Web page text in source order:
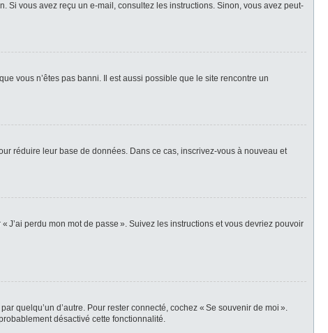
Si vous avez reçu un e-mail, consultez les instructions. Sinon, vous avez peut-
vous n’êtes pas banni. Il est aussi possible que le site rencontre un
réduire leur base de données. Dans ce cas, inscrivez-vous à nouveau et
perdu mon mot de passe ». Suivez les instructions et vous devriez pouvoir
quelqu’un d’autre. Pour rester connecté, cochez « Se souvenir de moi ».
désactivé cette fonctionnalité.